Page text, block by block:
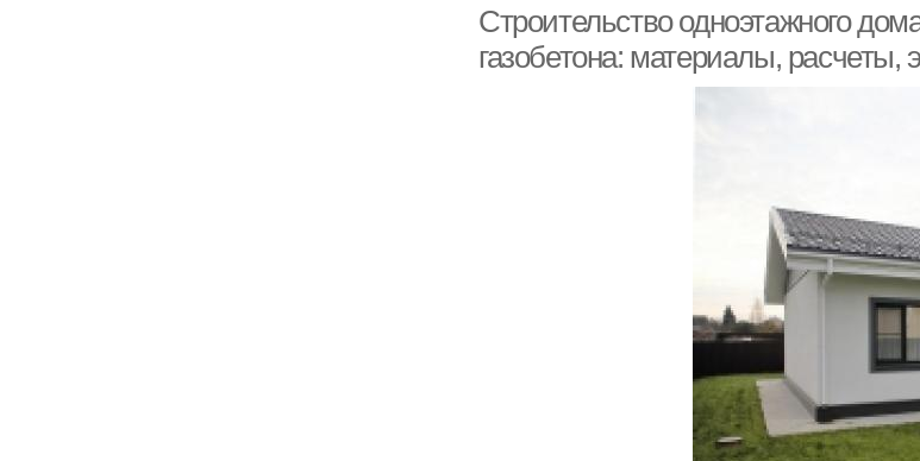
Строительство одноэтажного
газобетона: материалы, расчеты,